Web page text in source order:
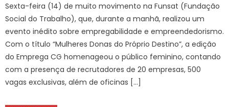
Sexta-feira (14) de muito movimento na Funsat (Fundação
Social do Trabalho), que, durante a manhã, realizou um
evento inédito sobre empregabilidade e empreendedorismo.
Com o título “Mulheres Donas do Próprio Destino”, a edição
do Emprega CG homenageou o público feminino, contando
com a presença de recrutadores de 20 empresas, 500
vagas exclusivas, além de oficinas […]